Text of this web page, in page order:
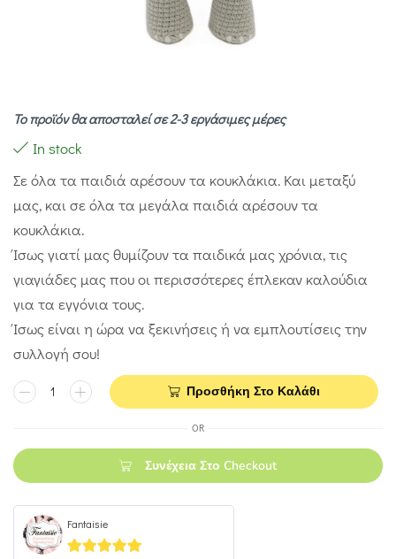
Το προϊόν θα αποσταλεί σε 2-3 εργάσιμες μέρες
In stock
Σε όλα τα παιδιά αρέσουν τα κουκλάκια. Και μεταξύ
μας, και σε όλα τα μεγάλα παιδιά αρέσουν τα
κουκλάκια.
Ίσως γιατί μας θυμίζουν τα παιδικά μας χρόνια, τις
γιαγιάδες μας που οι περισσότερες έπλεκαν καλούδια
για τα εγγόνια τους.
Ίσως είναι η ώρα να ξεκινήσεις ή να εμπλουτίσεις την
συλλογή σου!
Προσθήκη Στο Καλάθι
OR
Συνέχεια Στο Checkout
Fantaisie